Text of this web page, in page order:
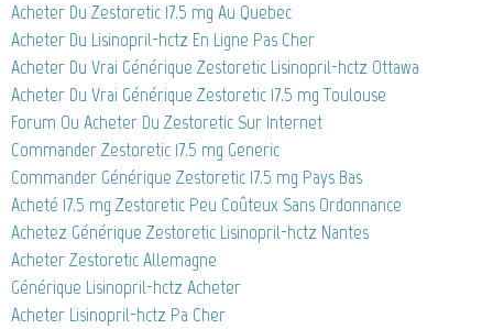
Acheter Du Zestoretic 17.5 mg Au Quebec
Acheter Du Lisinopril-hctz En Ligne Pas Cher
Acheter Du Vrai Générique Zestoretic Lisinopril-hctz Ottawa
Acheter Du Vrai Générique Zestoretic 17.5 mg Toulouse
Forum Ou Acheter Du Zestoretic Sur Internet
Commander Zestoretic 17.5 mg Generic
Commander Générique Zestoretic 17.5 mg Pays Bas
Acheté 17.5 mg Zestoretic Peu Coûteux Sans Ordonnance
Achetez Générique Zestoretic Lisinopril-hctz Nantes
Acheter Zestoretic Allemagne
Générique Lisinopril-hctz Acheter
Acheter Lisinopril-hctz Pa Cher